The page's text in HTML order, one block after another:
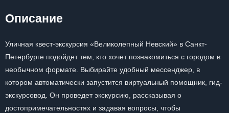
Описание
Уличная квест-экскурсия «Великолепный Невский» в Санкт-
Петербурге подойдет тем, кто хочет познакомиться с городом в
необычном формате. Выбирайте удобный мессенджер, в
котором автоматически запустится виртуальный помощник, гид-
экскурсовод. Он проведет экскурсию, рассказывая о
достопримечательностях и задавая вопросы, чтобы